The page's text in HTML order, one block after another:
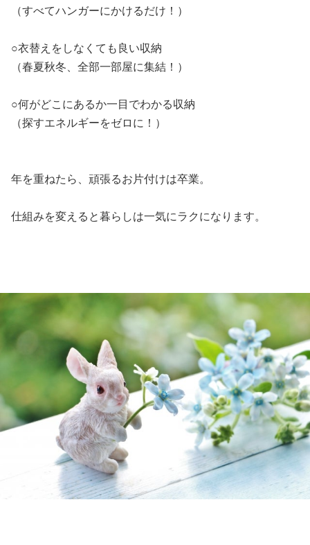
（すべてハンガーにかけるだけ！）
○衣替えをしなくても良い収納
（春夏秋冬、全部一部屋に集結！）
○何がどこにあるか一目でわかる収納
（探すエネルギーをゼロに！）
年を重ねたら、頑張るお片付けは卒業。
仕組みを変えると暮らしは一気にラクになります。